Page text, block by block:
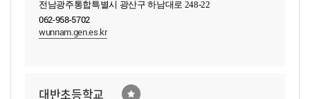
전남광주통합특별시 광산구 하남대로 248-22
062-958-5702
wunnam.gen.es.kr
대반초등학교